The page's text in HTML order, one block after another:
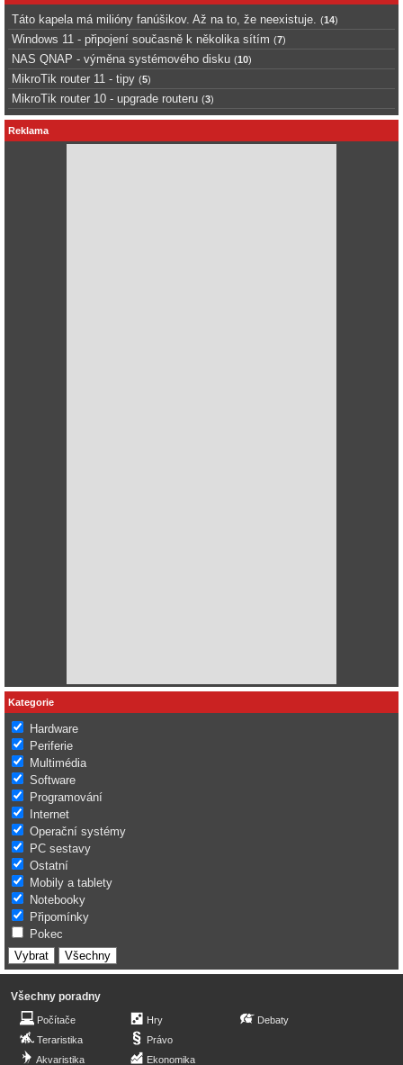
Táto kapela má milióny fanúšikov. Až na to, že neexistuje. (14)
Windows 11 - připojení současně k několika sítím (7)
NAS QNAP - výměna systémového disku (10)
MikroTik router 11 - tipy (5)
MikroTik router 10 - upgrade routeru (3)
Reklama
Kategorie
Hardware
Periferie
Multimédia
Software
Programování
Internet
Operační systémy
PC sestavy
Ostatní
Mobily a tablety
Notebooky
Připomínky
Pokec
Všechny poradny
Počítače
Teraristika
Akvaristika
Hry
Právo
Ekonomika
Debaty